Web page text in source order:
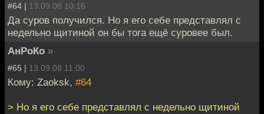
#64 | 13.09.08 10:16
Да суров получился. Но я его себе представлял с
недельно щитиной он бы тога ещё суровее был.
АнРоКо »
#65 | 13.09.08 11:00
Кому: Zaoksk, #64
> Но я его себе представлял с недельно щитиной